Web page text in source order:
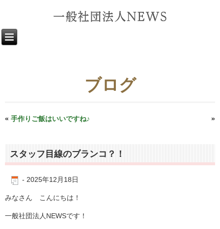
ブログ
« 手作りご飯はいいですね♪ »
スタッフ目線のブランコ？！
- 2025年12月18日
みなさん こんにちは！
一般社団法人NEWSです！